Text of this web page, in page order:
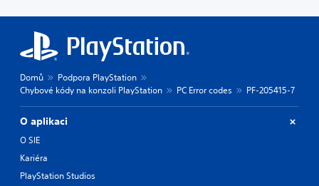
Domů
Podpora PlayStation
Chybové kódy na konzoli PlayStation
PC Error codes PF-205415-7
O aplikaci
O SIE
Kariéra
PlayStation Studios